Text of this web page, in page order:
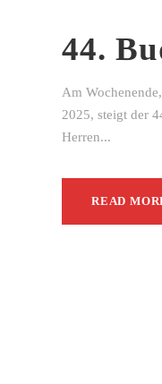
44.
Am
2025, steigt der
Herren...
READ